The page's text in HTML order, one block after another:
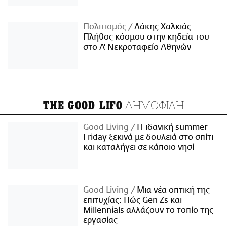
Πολιτισμός
Λάκης Χαλκιάς:
Πλήθος κόσμου στην κηδεία του
στο Α' Νεκροταφείο Αθηνών
THE GOOD LIFO ΔΗΜΟΦΙΛΗ
Good Living
Η ιδανική summer
Friday ξεκινά με δουλειά στο σπίτι
και καταλήγει σε κάποιο νησί
Good Living
Μια νέα οπτική της
επιτυχίας: Πώς Gen Zs και
Millennials αλλάζουν το τοπίο της
εργασίας